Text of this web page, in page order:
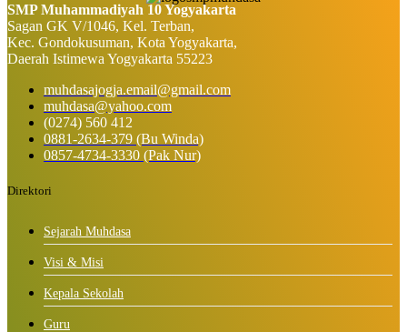
SMP Muhammadiyah 10 Yogyakarta
Sagan GK V/1046, Kel. Terban,
Kec. Gondokusuman, Kota Yogyakarta,
Daerah Istimewa Yogyakarta 55223
muhdasajogja.email@gmail.com
muhdasa@yahoo.com
(0274) 560 412
0881-2634-379 (Bu Winda)
0857-4734-3330 (Pak Nur)
Direktori
Sejarah Muhdasa
Visi & Misi
Kepala Sekolah
Guru